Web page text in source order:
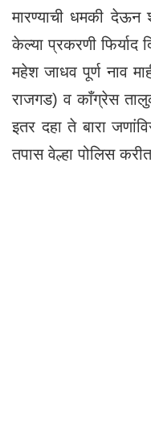
मारण्याची धमकी देऊन
केल्या प्रकरणी फिर्याद
महेश जाधव पूर्ण नाव
राजगड) व काँग्रेस
इतर दहा ते बारा
तपास वेल्हा पोलिस